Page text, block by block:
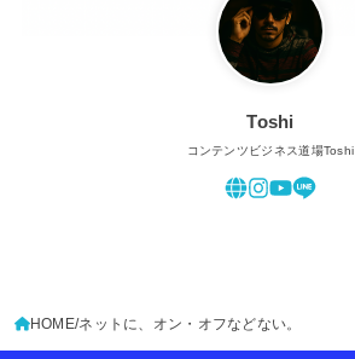
Toshi
コンテンツビジネス道場Toshi
HOME ネットに、オン・オフなどない。